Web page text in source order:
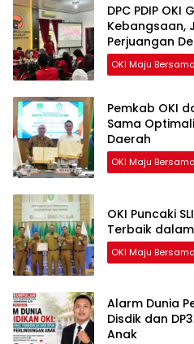
DPC PDIP
Kebangsaan,
Perjuangan
OKI Maju Bersama
Pemkab OKI
Sama
Daerah
OKI Maju Bersama
OKI Puncaki
Terbaik
OKI Maju Bersama
Alarm Dunia
Disdik dan
Anak